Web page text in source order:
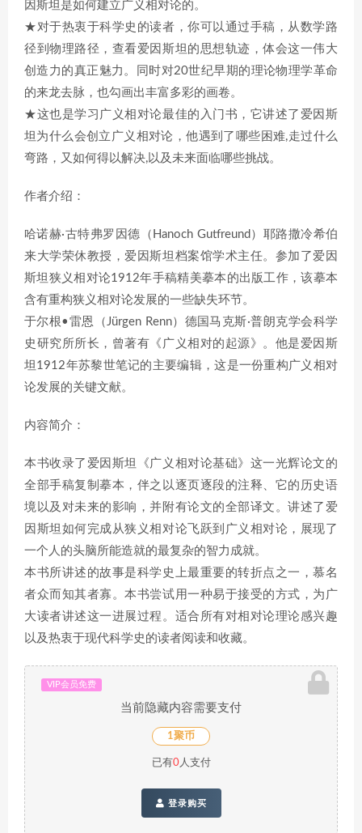
因斯坦是如何建立广义相对论的。
★对于热衷于科学史的读者，你可以通过手稿，从数学路
径到物理路径，查看爱因斯坦的思想轨迹，体会这一伟大
创造力的真正魅力。同时对20世纪早期的理论物理学革命
的来龙去脉，也勾画出丰富多彩的画卷。
★这也是学习广义相对论最佳的入门书，它讲述了爱因斯
坦为什么会创立广义相对论，他遇到了哪些困难,走过什么
弯路，又如何得以解决,以及未来面临哪些挑战。
作者介绍：
哈诺赫·古特弗罗因德（Hanoch Gutfreund）耶路撒冷希伯
来大学荣休教授，爱因斯坦档案馆学术主任。参加了爱因
斯坦狭义相对论1912年手稿精美摹本的出版工作，该摹本
含有重构狭义相对论发展的一些缺失环节。
于尔根•雷恩（Jürgen Renn）德国马克斯·普朗克学会科学
史研究所所长，曾著有《广义相对的起源》。他是爱因斯
坦1912年苏黎世笔记的主要编辑，这是一份重构广义相对
论发展的关键文献。
内容简介：
本书收录了爱因斯坦《广义相对论基础》这一光辉论文的
全部手稿复制摹本，伴之以逐页逐段的注释、它的历史语
境以及对未来的影响，并附有论文的全部译文。讲述了爱
因斯坦如何完成从狭义相对论飞跃到广义相对论，展现了
一个人的头脑所能造就的最复杂的智力成就。
本书所讲述的故事是科学史上最重要的转折点之一，慕名
者众而知其者寡。本书尝试用一种易于接受的方式，为广
大读者讲述这一进展过程。适合所有对相对论理论感兴趣
以及热衷于现代科学史的读者阅读和收藏。
VIP会员免费
当前隐藏内容需要支付
1聚币
已有0人支付
登录购买